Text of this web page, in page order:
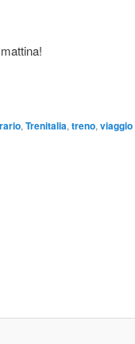
, Trenitalia, treno, viaggio